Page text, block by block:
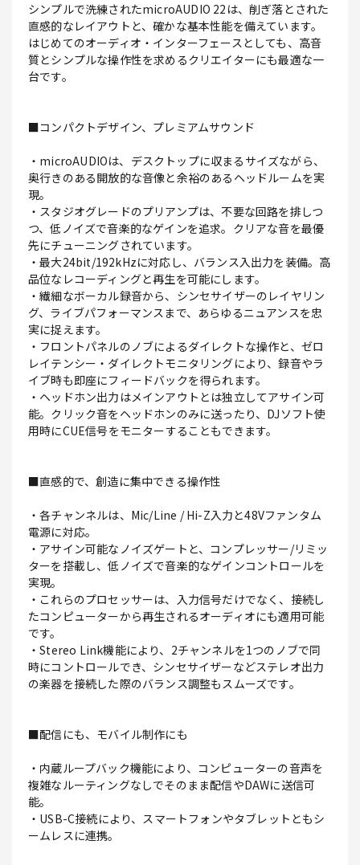
シンプルで洗練されたmicroAUDIO 22は、削ぎ落とされた
直感的なレイアウトと、確かな基本性能を備えています。
はじめてのオーディオ・インターフェースとしても、高音
質とシンプルな操作性を求めるクリエイターにも最適な一
台です。
■コンパクトデザイン、プレミアムサウンド
・microAUDIOは、デスクトップに収まるサイズながら、
奥行きのある開放的な音像と余裕のあるヘッドルームを実
現。
・スタジオグレードのプリアンプは、不要な回路を排しつ
つ、低ノイズで音楽的なゲインを追求。クリアな音を最優
先にチューニングされています。
・最大24bit/192kHzに対応し、バランス入出力を装備。高
品位なレコーディングと再生を可能にします。
・繊細なボーカル録音から、シンセサイザーのレイヤリン
グ、ライブパフォーマンスまで、あらゆるニュアンスを忠
実に捉えます。
・フロントパネルのノブによるダイレクトな操作と、ゼロ
レイテンシー・ダイレクトモニタリングにより、録音やラ
イブ時も即座にフィードバックを得られます。
・ヘッドホン出力はメインアウトとは独立してアサイン可
能。クリック音をヘッドホンのみに送ったり、DJソフト使
用時にCUE信号をモニターすることもできます。
■直感的で、創造に集中できる操作性
・各チャンネルは、Mic/Line / Hi-Z入力と48Vファンタム
電源に対応。
・アサイン可能なノイズゲートと、コンプレッサー/リミッ
ターを搭載し、低ノイズで音楽的なゲインコントロールを
実現。
・これらのプロセッサーは、入力信号だけでなく、接続し
たコンピューターから再生されるオーディオにも適用可能
です。
・Stereo Link機能により、2チャンネルを1つのノブで同
時にコントロールでき、シンセサイザーなどステレオ出力
の楽器を接続した際のバランス調整もスムーズです。
■配信にも、モバイル制作にも
・内蔵ループバック機能により、コンピューターの音声を
複雑なルーティングなしでそのまま配信やDAWに送信可
能。
・USB-C接続により、スマートフォンやタブレットともシ
ームレスに連携。